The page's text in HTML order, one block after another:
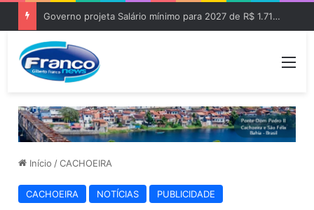
Governo projeta Salário mínimo para 2027 de R$ 1.717 “Aumento de R$ 96”
Início / CACHOEIRA
CACHOEIRA NOTÍCIAS PUBLICIDADE